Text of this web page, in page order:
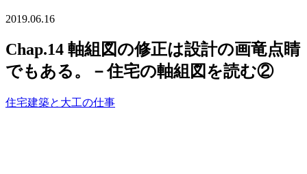
2019.06.16
Chap.14 軸組図の修正は設計の画竜点睛
でもある。－住宅の軸組図を読む②
住宅建築と大工の仕事